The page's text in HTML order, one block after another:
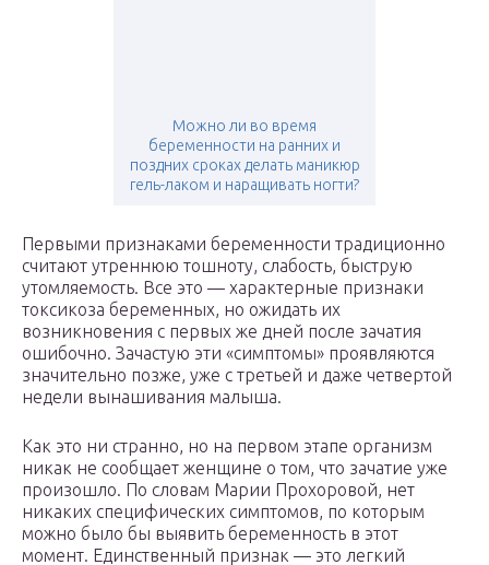
Можно ли во время
беременности на ранних и
поздних сроках делать маникюр
гель-лаком и наращивать ногти?
Первыми признаками беременности традиционно
считают утреннюю тошноту, слабость, быструю
утомляемость. Все это — характерные признаки
токсикоза беременных, но ожидать их
возникновения с первых же дней после зачатия
ошибочно. Зачастую эти «симптомы» проявляются
значительно позже, уже с третьей и даже четвертой
недели вынашивания малыша.
Как это ни странно, но на первом этапе организм
никак не сообщает женщине о том, что зачатие уже
произошло. По словам Марии Прохоровой, нет
никаких специфических симптомов, по которым
можно было бы выявить беременность в этот
момент. Единственный признак — это легкий